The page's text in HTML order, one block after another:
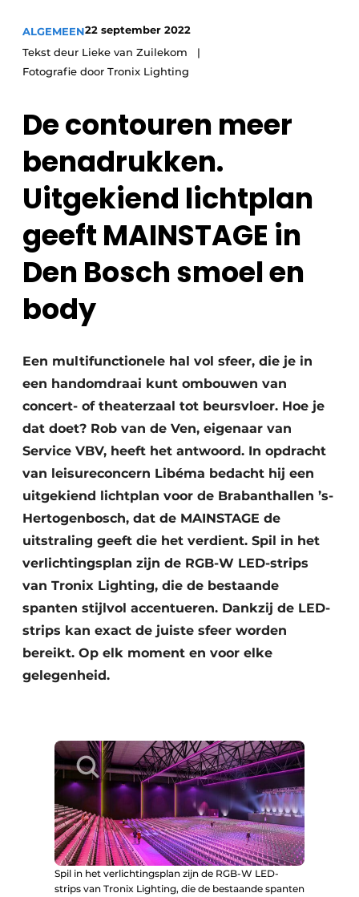
ALGEMEEN22 september 2022
Tekst deur Lieke van Zuilekom
Fotografie door Tronix Lighting
De contouren meer
benadrukken.
Uitgekiend lichtplan
geeft MAINSTAGE in
Den Bosch smoel en
body
Een multifunctionele hal vol sfeer, die je in
een handomdraai kunt ombouwen van
concert- of theaterzaal tot beursvloer. Hoe je
dat doet? Rob van de Ven, eigenaar van
Service VBV, heeft het antwoord. In opdracht
van leisureconcern Libéma bedacht hij een
uitgekiend lichtplan voor de Brabanthallen ’s-
Hertogenbosch, dat de MAINSTAGE de
uitstraling geeft die het verdient. Spil in het
verlichtingsplan zijn de RGB-W LED-strips
van Tronix Lighting, die de bestaande
spanten stijlvol accentueren. Dankzij de LED-
strips kan exact de juiste sfeer worden
bereikt. Op elk moment en voor elke
gelegenheid.
Spil in het verlichtingsplan zijn de RGB-W LED-
strips van Tronix Lighting, die de bestaande spanten